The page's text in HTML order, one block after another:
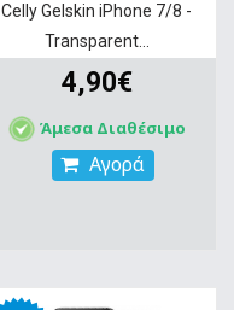
Celly Gelskin iPhone 7/8 -
Transparent...
4,90€
Άμεσα Διαθέσιμο
Αγορά